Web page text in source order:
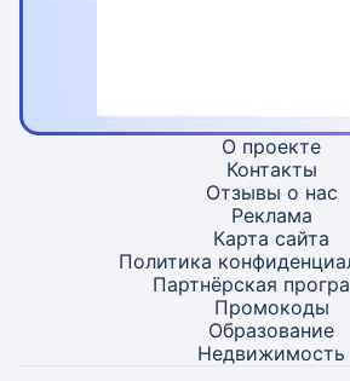
О проекте
Контакты
Отзывы о нас
Реклама
Карта сайта
Политика
Партнёрская
Промокоды
Образование
Недвижимость